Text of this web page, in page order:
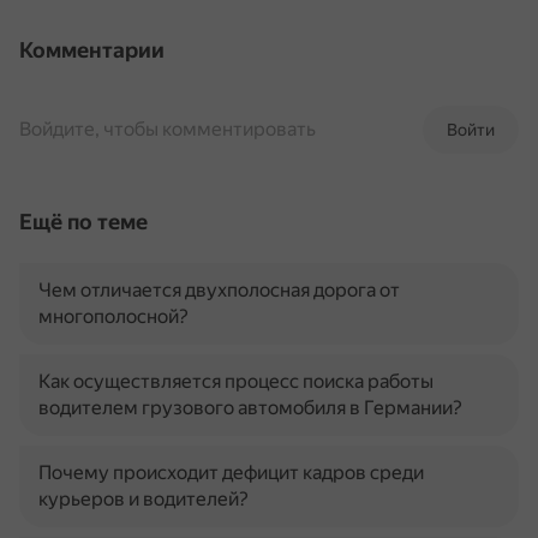
Комментарии
Войти
Войдите, чтобы комментировать
Ещё по теме
Чем отличается двухполосная дорога от
многополосной?
Как осуществляется процесс поиска работы
водителем грузового автомобиля в Германии?
Почему происходит дефицит кадров среди
курьеров и водителей?